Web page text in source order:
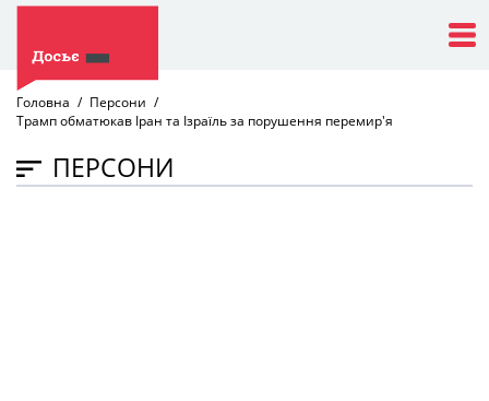
Головна
Персони
Трамп обматюкав Іран та Ізраїль за порушення перемир'я
ПЕРСОНИ